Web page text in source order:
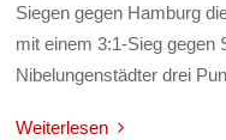
Siegen gegen Hamburg
mit einem 3:1-Sieg gegen
Nibelungenstädter drei
Weiterlesen